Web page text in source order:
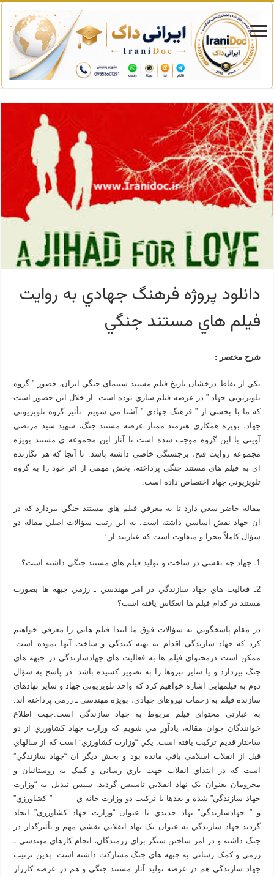
دانلود پروژه فرهنگ جهادي به روايت
فيلم هاي مستند جنگي
شرح مختصر :
يکي از نقاط درخشان تاريخ فيلم مستند سينماي جنگي ايران، حضور ” گروه
تلويزيوني جهاد ” در عرصه فيلم سازي بوده است. از خلال اين حضور است
که ما با بخشي از ” فرهنگ جهادي ” آشنا مي شويم. تأثير گروه تلويزيوني
جهاد، بويژه همکاري هنرمند ممتاز عرصه مستند جنگ، شهيد سيد مرتضي
آويني با اين گروه موجب شده است تا آثار اين مجموعه ي مستند بويژه
مجموعه روايت فتح، برجستگي خاصي داشته باشد. تا آنجا که هر نگارنده
اي به فيلم هاي مستند جنگي پرداخته، بخش مهمي از اثر خود را به گروه
تلويزيوني جهاد اختصاص داده است.
مقاله حاضر سعي دارد تا به معرفي فيلم هاي مستند جنگي بپردازد که در
آن جهاد نقش اساسي داشته است. به اين رتيب سؤالات اصلي مقاله دو
سؤال کاملاً مجزا و متفاوت است که عبارتند از :
1ـ جهاد چه نقشي در ساخت و توليد فيلم هاي مستند جنگي داشته است؟
2ـ فعاليت هاي جهاد سازندگي در امر مهندسي ـ رزمي جبهه ها بصورت
مستند در کدام فيلم ها انعکاس يافته است؟
در مقام پاسخگويي به سؤالات فوق ما ابتدا فيلم هايي را معرفي خواهيم
کرد که جهاد سازندگي اقدام به تهيه کنندگي و ساخت آنها نموده است.
ممکن است درمحتواي فيلم ها به فعاليت هاي جهادسازندگي در جبهه هاي
جنگ بپردازد و يا ساير نيروها را به تصوير کشيده باشد. در پاسخ به سؤال
دوم به فيلمهايي اشاره خواهيم کرد که واحد تلويزيوني جهاد و ساير نهادهاي
سازنده فيلم به زحمات نيروهاي جهادي، بويژه مهندسي ـ رزمي پرداخته اند.
به عبارتي محتواي فيلم مربوط به جهاد سازندگي است.جهت اطلاع
خوانندگان جوان مقاله، يادآور مي شويم که وزارت جهاد کشاورزي از دو
ساختار قديم ترکيب يافته است. يکي “وزارت کشاورزي” است که از سالهاي
قبل از انقلاب اسلامي باقي مانده بود و بخش ديگر آن “جهاد سازندگي”
است که در ابتداي انقلاب جهت ياري رساني و کمک به روستائيان و
محرومان بعنوان يک نهاد انقلابي تاسيس گرديد. سپس تبديل به “وزارت
جهاد سازندگي” شده و بعدها با ترکيب دو وزارت خانه ي ” کشاورزي”
و ” جهادسازندگي” نهاد جديدي با عنوان “وزارت جهاد کشاورزي” ايجاد
گرديد.جهاد سازندگي به عنوان يک نهاد انقلابي نقشي مهم و تأثيرگذار در
جنگ داشته و در امر ساختن سنگر براي رزمندگان، انجام کارهاي مهندسي ـ
رزمي و کمک رساني به جبهه هاي جنگ مشارکت داشته است. بدين ترتيب
جهاد سازندگي هم در عرصه توليد آثار مستند جنگي و هم در عرصه کارزار